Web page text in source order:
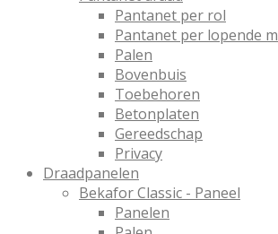
Pantanet per rol
Pantanet per lopende m
Palen
Bovenbuis
Toebehoren
Betonplaten
Gereedschap
Privacy
Draadpanelen
Bekafor Classic - Paneel
Panelen